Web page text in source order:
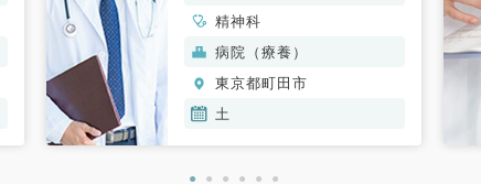
精神科
病院（療養）
東京都町田市
土